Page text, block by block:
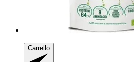
Carrello